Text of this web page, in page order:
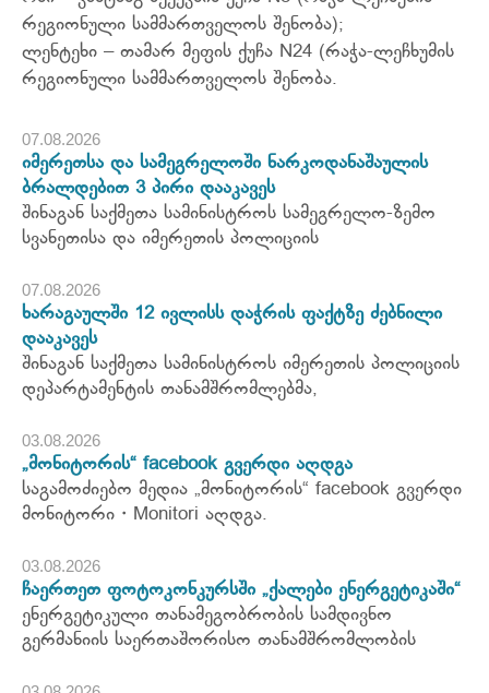
რეგიონული სამმართველოს შენობა);
ლენტეხი – თამარ მეფის ქუჩა N24 (რაჭა-ლეჩხუმის
რეგიონული სამმართველოს შენობა.
07.08.2026
იმერეთსა და სამეგრელოში ნარკოდანაშაულის
ბრალდებით 3 პირი დააკავეს
შინაგან საქმეთა სამინისტროს სამეგრელო-ზემო
სვანეთისა და იმერეთის პოლიციის
07.08.2026
ხარაგაულში 12 ივლისს დაჭრის ფაქტზე ძებნილი
დააკავეს
შინაგან საქმეთა სამინისტროს იმერეთის პოლიციის
დეპარტამენტის თანამშრომლებმა,
03.08.2026
„მონიტორის“ facebook გვერდი აღდგა
საგამოძიებო მედია „მონიტორის“ facebook გვერდი
მონიტორი・Monitori აღდგა.
03.08.2026
ჩაერთეთ ფოტოკონკურსში „ქალები ენერგეტიკაში“
ენერგეტიკული თანამეგობრობის სამდივნო
გერმანიის საერთაშორისო თანამშრომლობის